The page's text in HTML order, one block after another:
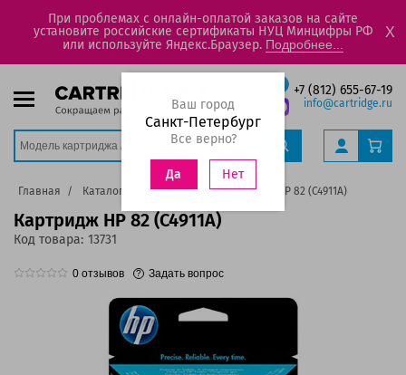
При проблемах с онлайн-оплатой заказов на сайте
установите российские сертификаты НУЦ Минцифры РФ
или используйте Яндекс.Браузер. Подробнее...
X
+7 (812) 655-67-19
info@cartridge.ru
Ваш город
Санкт-Петербург
Все верно?
Да Нет
Главная Каталог Картриджи Картридж HP 82 (C4911A)
Картридж HP 82 (C4911A)
Код товара: 13731
0 отзывов Задать вопрос